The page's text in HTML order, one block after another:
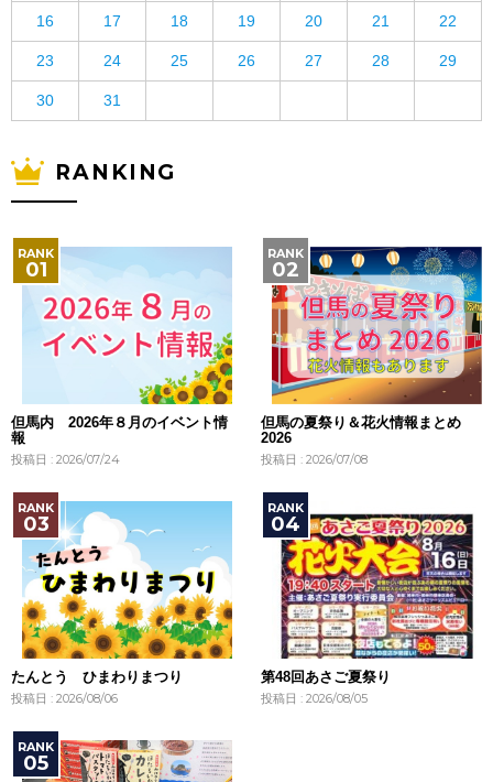
16 17 18 19 20 21 22
23 24 25 26 27 28 29
30 31
RANKING
但馬内 2026年８月のイベント情
報
投稿日 : 2026/07/24
但馬の夏祭り＆花火情報まとめ
2026
投稿日 : 2026/07/08
たんとう ひまわりまつり
投稿日 : 2026/08/06
第48回あさご夏祭り
投稿日 : 2026/08/05